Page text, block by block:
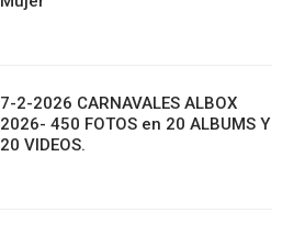
7-2-2026 CARNAVALES ALBOX
2026- 450 FOTOS en 20 ALBUMS Y
20 VIDEOS.